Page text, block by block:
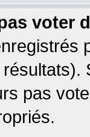
voter
pas